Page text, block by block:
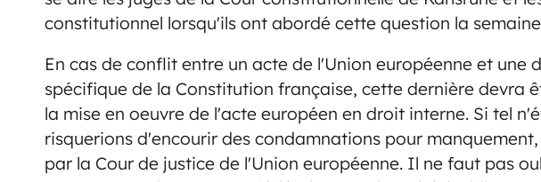
constitutionnel lorsqu'ils ont abordé cette question la
En cas de conflit entre un acte de l'Union européenne et une
spécifique de la Constitution française, cette dernière devra
la mise en oeuvre de l'acte européen en droit interne. Si tel
risquerions d'encourir des condamnations pour
par la Cour de justice de l'Union européenne. Il ne faut pas